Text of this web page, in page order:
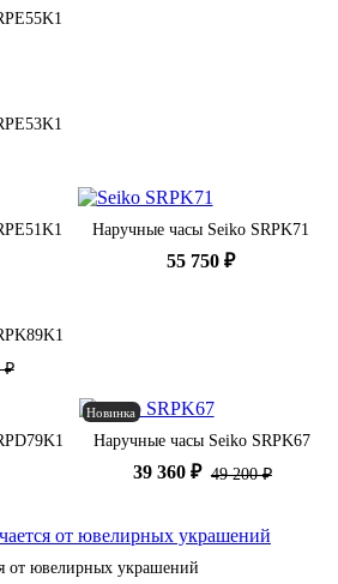
Наручные часы Seiko SRPK71
55 750 ₽
₽
Новинка
Наручные часы Seiko SRPK67
39 360 ₽ 49 200 ₽
от ювелирных украшений